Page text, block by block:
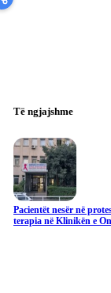
Të ngjajshme
Pacientët nesër në
terapia në Klinikën e